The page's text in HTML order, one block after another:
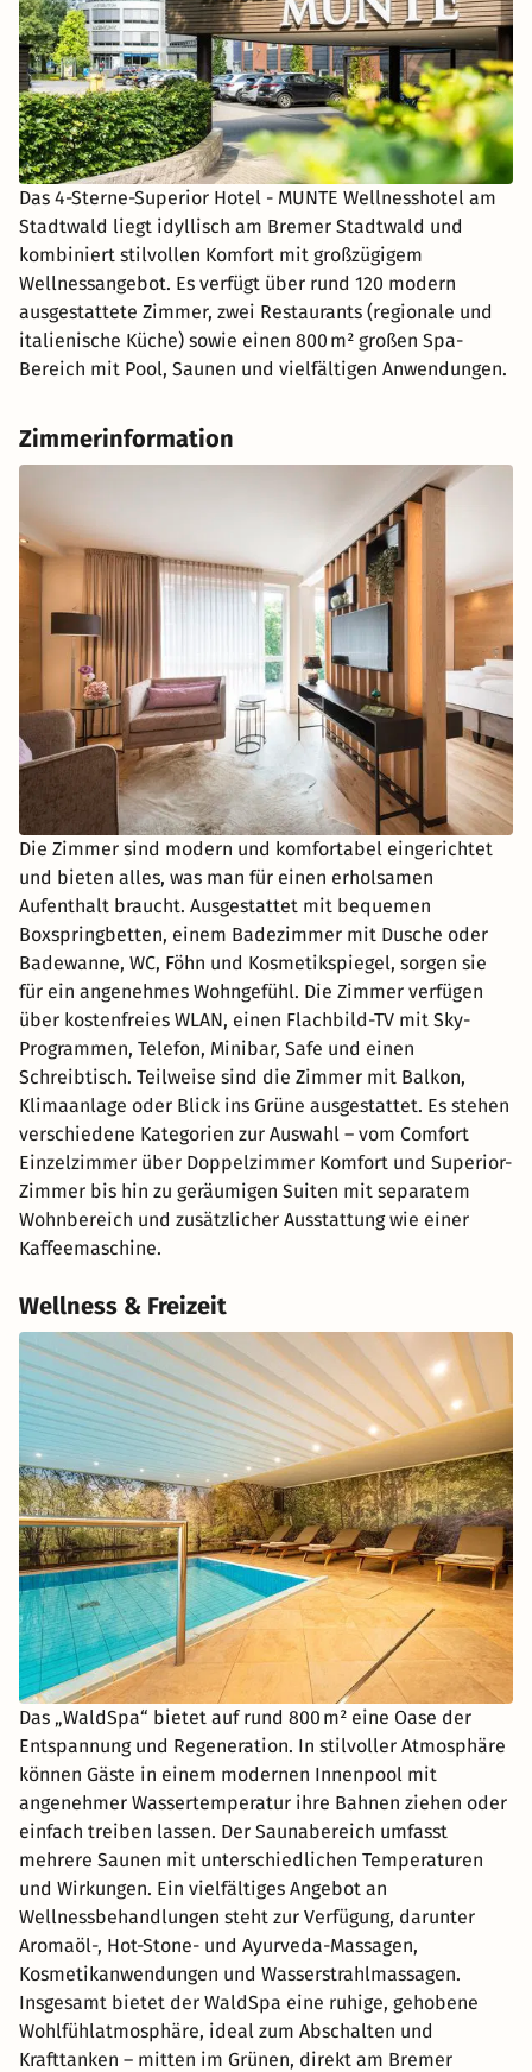
Das 4-Sterne-Superior Hotel - MUNTE Wellnesshotel am
Stadtwald liegt idyllisch am Bremer Stadtwald und
kombiniert stilvollen Komfort mit großzügigem
Wellnessangebot. Es verfügt über rund 120 modern
ausgestattete Zimmer, zwei Restaurants (regionale und
italienische Küche) sowie einen 800 m² großen Spa-
Bereich mit Pool, Saunen und vielfältigen Anwendungen.
Zimmerinformation
Die Zimmer sind modern und komfortabel eingerichtet
und bieten alles, was man für einen erholsamen
Aufenthalt braucht. Ausgestattet mit bequemen
Boxspringbetten, einem Badezimmer mit Dusche oder
Badewanne, WC, Föhn und Kosmetikspiegel, sorgen sie
für ein angenehmes Wohngefühl. Die Zimmer verfügen
über kostenfreies WLAN, einen Flachbild-TV mit Sky-
Programmen, Telefon, Minibar, Safe und einen
Schreibtisch. Teilweise sind die Zimmer mit Balkon,
Klimaanlage oder Blick ins Grüne ausgestattet. Es stehen
verschiedene Kategorien zur Auswahl – vom Comfort
Einzelzimmer über Doppelzimmer Komfort und Superior-
Zimmer bis hin zu geräumigen Suiten mit separatem
Wohnbereich und zusätzlicher Ausstattung wie einer
Kaffeemaschine.
Wellness & Freizeit
Das „WaldSpa“ bietet auf rund 800 m² eine Oase der
Entspannung und Regeneration. In stilvoller Atmosphäre
können Gäste in einem modernen Innenpool mit
angenehmer Wassertemperatur ihre Bahnen ziehen oder
einfach treiben lassen. Der Saunabereich umfasst
mehrere Saunen mit unterschiedlichen Temperaturen
und Wirkungen. Ein vielfältiges Angebot an
Wellnessbehandlungen steht zur Verfügung, darunter
Aromaöl-, Hot-Stone- und Ayurveda-Massagen,
Kosmetikanwendungen und Wasserstrahlmassagen.
Insgesamt bietet der WaldSpa eine ruhige, gehobene
Wohlfühlatmosphäre, ideal zum Abschalten und
Krafttanken – mitten im Grünen, direkt am Bremer